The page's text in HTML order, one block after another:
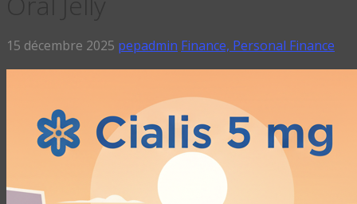
15 décembre 2025 pepadmin Finance, Personal Finance